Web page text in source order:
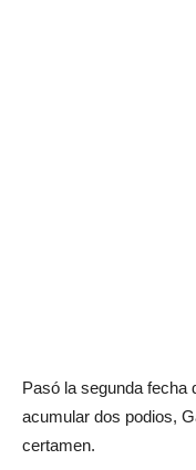
Pasó la segunda fecha
acumular dos podios,
certamen.